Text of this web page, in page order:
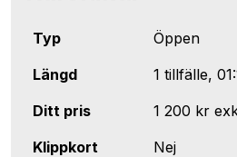
Typ
Öppen
Längd
1 tillfälle,
Ditt pris
1 200 kr
Klippkort
Nej